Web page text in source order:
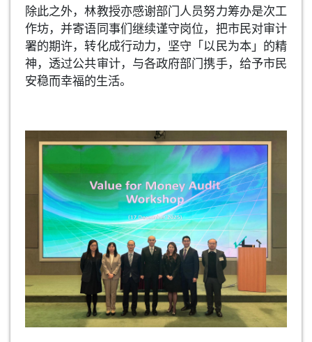
除此之外，林教授亦感谢部门人员努力筹办是次工
作坊，并寄语同事们继续谨守岗位，把市民对审计
署的期许，转化成行动力，坚守「以民为本」的精
神，透过公共审计，与各政府部门携手，给予市民
安稳而幸福的生活。